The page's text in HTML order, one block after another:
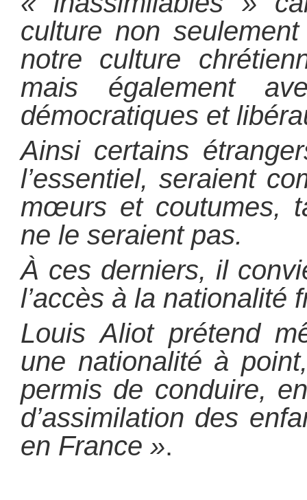
culture non
notre culture
mais également
démocratiques et
Ainsi certains
l’essentiel, seraient
mœurs et coutumes,
ne le seraient pas.
À ces derniers, il
l’accès à la nationalité
Louis Aliot prétend
une nationalité à
permis de conduire,
d’assimilation des
en France ».